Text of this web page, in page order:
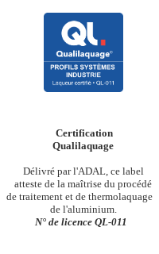
Certification
Qualilaquage
Délivré par l'ADAL, ce label
atteste de la maîtrise du procédé
de traitement et de thermolaquage
de l'aluminium.
N° de licence QL-011